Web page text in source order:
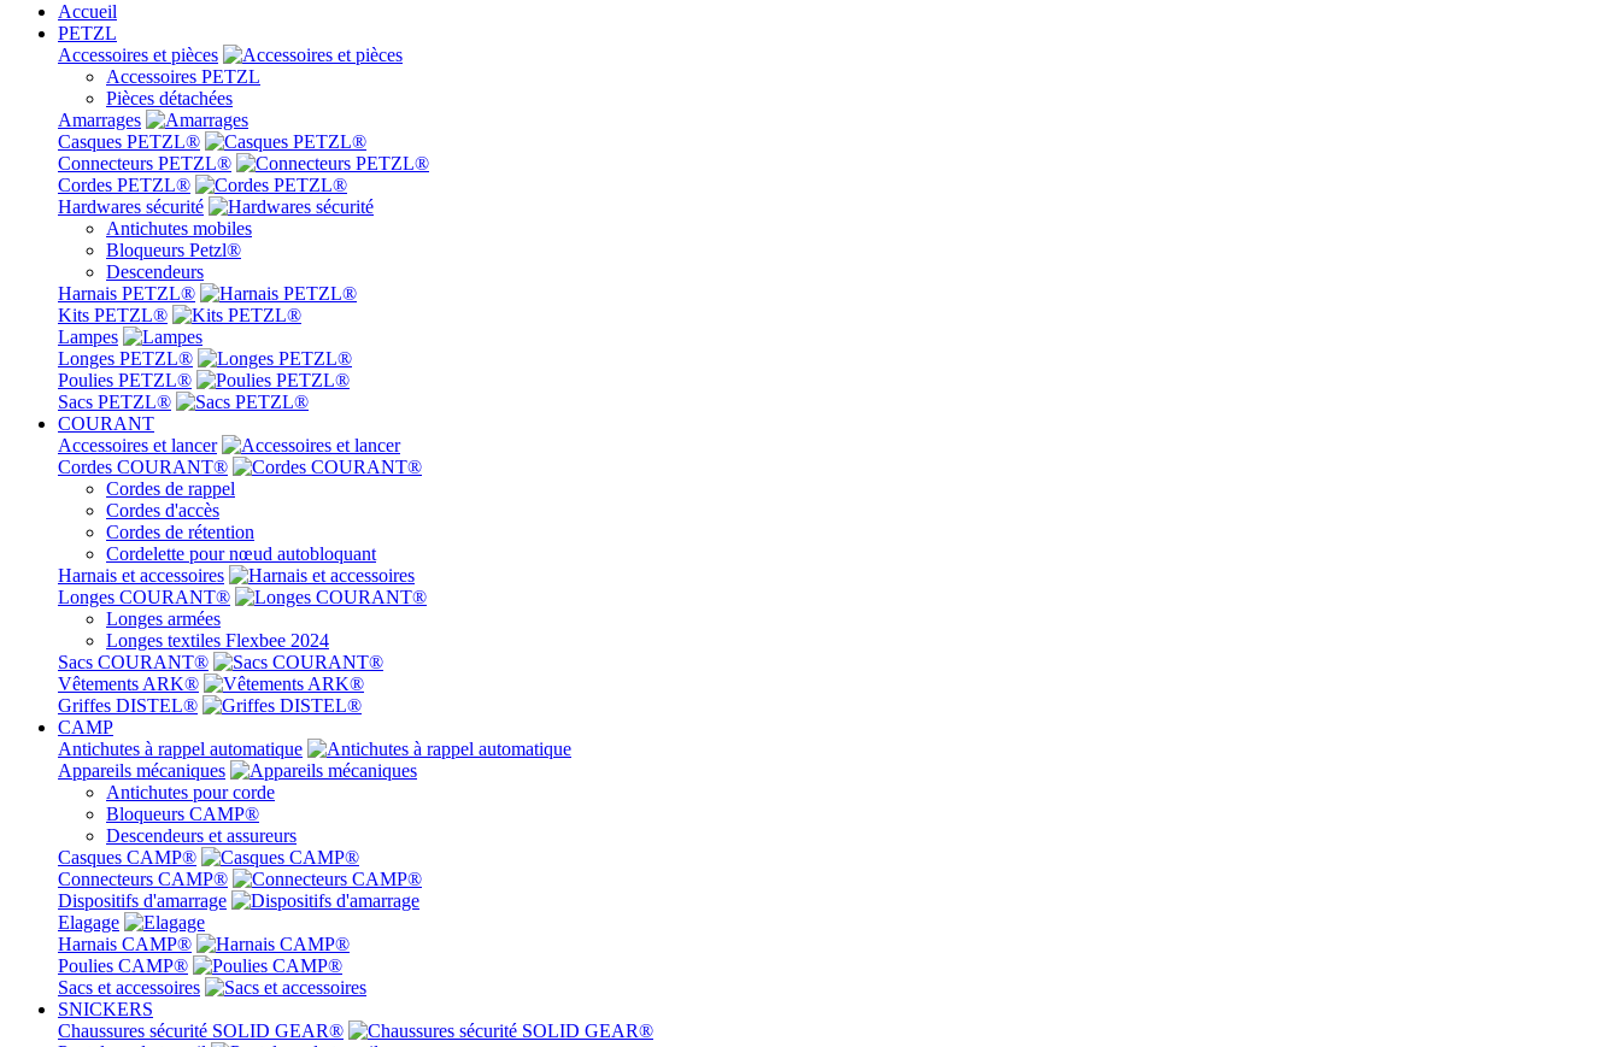
Accueil
PETZL
Accessoires et pièces
Accessoires PETZL
Pièces détachées
Amarrages
Casques PETZL®
Connecteurs PETZL®
Cordes PETZL®
Hardwares sécurité
Antichutes mobiles
Bloqueurs Petzl®
Descendeurs
Harnais PETZL®
Kits PETZL®
Lampes
Longes PETZL®
Poulies PETZL®
Sacs PETZL®
COURANT
Accessoires et lancer
Cordes COURANT®
Cordes de rappel
Cordes d'accès
Cordes de rétention
Cordelette pour nœud autobloquant
Harnais et accessoires
Longes COURANT®
Longes armées
Longes textiles Flexbee 2024
Sacs COURANT®
Vêtements ARK®
Griffes DISTEL®
CAMP
Antichutes à rappel automatique
Appareils mécaniques
Antichutes pour corde
Bloqueurs CAMP®
Descendeurs et assureurs
Casques CAMP®
Connecteurs CAMP®
Dispositifs d'amarrage
Elagage
Harnais CAMP®
Poulies CAMP®
Sacs et accessoires
SNICKERS
Chaussures sécurité SOLID GEAR®